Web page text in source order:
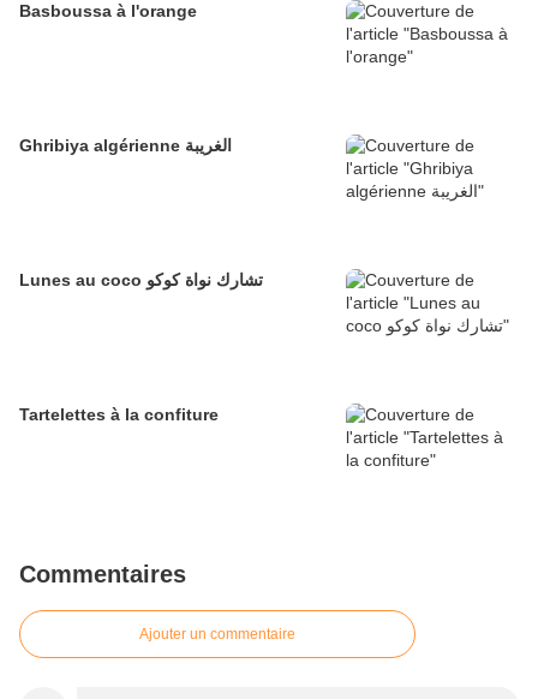
Basboussa à l'orange
Ghribiya algérienne الغريبة
Lunes au coco تشارك نواة كوكو
Tartelettes à la confiture
Commentaires
Ajouter un commentaire